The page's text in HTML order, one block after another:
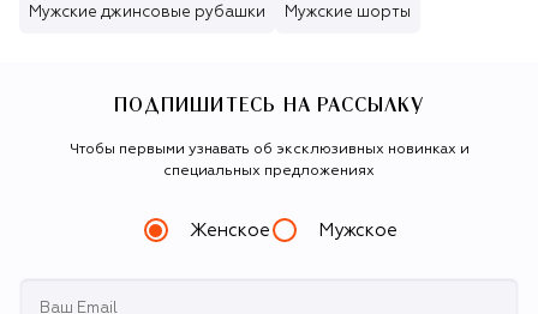
Мужские джинсовые рубашки Мужские шорты
ПОДПИШИТЕСЬ НА РАССЫЛКУ
Чтобы первыми узнавать об эксклюзивных новинках и
специальных предложениях
Женское Мужское